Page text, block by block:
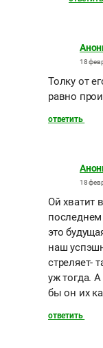
18
Толку от
равно
ответить
18
Ой хватит
это
наш
стреляет-
уж тогда.
бы он их
ответить